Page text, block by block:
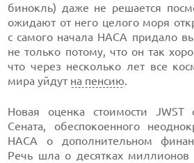
бинокль) даже не решается
ожидают от него целого моря
с самого начала НАСА придало
не только потому, что он так
что через несколько лет все
мира уйдут на пенсию.
Новая оценка стоимости JWST
Сената, обеспокоенного
НАСА о дополнительном
Речь шла о десятках миллионов